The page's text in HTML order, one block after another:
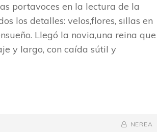
portavoces en la lectura de la
los detalles: velos,flores, sillas en
Llegó la novia,una reina que
y largo, con caída sútil y
BY
BYLINENEREA